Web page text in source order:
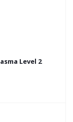
Level 2